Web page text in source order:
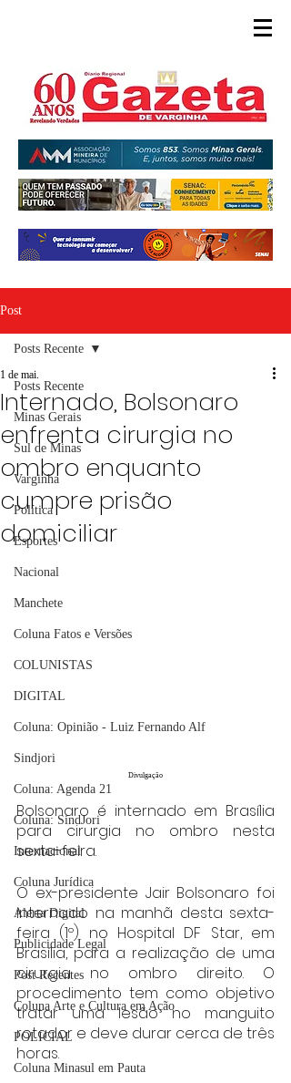
Post
Posts Recente
Minas Gerais
Sul de Minas
Varginha
Política
Esportes
Nacional
Manchete
Coluna Fatos e Versões
COLUNISTAS
DIGITAL
Coluna: Opinião - Luiz Fernando Alf
Sindjori
Coluna: Agenda 21
Coluna: SindJori
Internacional
Coluna Jurídica
Alerta Digital
Publicidade Legal
Post Recentes
Coluna Arte e Cultura em Ação
POLICIAL
Coluna Minasul em Pauta
Posts Recente
Internado, Bolsonaro
enfrenta cirurgia no
ombro enquanto
cumpre prisão
domiciliar
1 de mai.
Divulgação
Bolsonaro é internado em Brasília
para cirurgia no ombro nesta
sexta-feira.
O ex-presidente Jair Bolsonaro foi
internado na manhã desta sexta-
feira (1º) no Hospital DF Star, em
Brasília, para a realização de uma
cirurgia no ombro direito. O
procedimento tem como objetivo
tratar uma lesão no manguito
rotador e deve durar cerca de três
horas.